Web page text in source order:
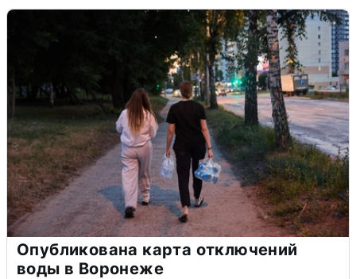
Опубликована карта отключений
воды в Воронеже